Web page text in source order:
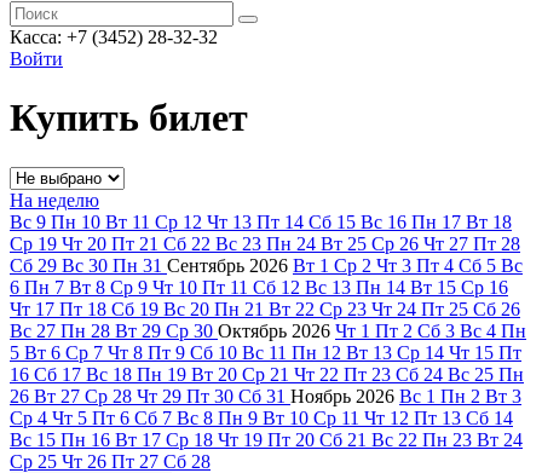
Касса: +7 (3452) 28-32-32
Войти
Купить билет
На неделю
Вс 9 Пн 10 Вт 11 Ср 12 Чт 13 Пт 14 Сб 15 Вс 16 Пн 17 Вт 18
Ср 19 Чт 20 Пт 21 Сб 22 Вс 23 Пн 24 Вт 25 Ср 26 Чт 27 Пт 28
Сб 29 Вс 30 Пн 31 Сентябрь 2026 Вт 1 Ср 2 Чт 3 Пт 4 Сб 5 Вс
6 Пн 7 Вт 8 Ср 9 Чт 10 Пт 11 Сб 12 Вс 13 Пн 14 Вт 15 Ср 16
Чт 17 Пт 18 Сб 19 Вс 20 Пн 21 Вт 22 Ср 23 Чт 24 Пт 25 Сб 26
Вс 27 Пн 28 Вт 29 Ср 30 Октябрь 2026 Чт 1 Пт 2 Сб 3 Вс 4 Пн
5 Вт 6 Ср 7 Чт 8 Пт 9 Сб 10 Вс 11 Пн 12 Вт 13 Ср 14 Чт 15 Пт
16 Сб 17 Вс 18 Пн 19 Вт 20 Ср 21 Чт 22 Пт 23 Сб 24 Вс 25 Пн
26 Вт 27 Ср 28 Чт 29 Пт 30 Сб 31 Ноябрь 2026 Вс 1 Пн 2 Вт 3
Ср 4 Чт 5 Пт 6 Сб 7 Вс 8 Пн 9 Вт 10 Ср 11 Чт 12 Пт 13 Сб 14
Вс 15 Пн 16 Вт 17 Ср 18 Чт 19 Пт 20 Сб 21 Вс 22 Пн 23 Вт 24
Ср 25 Чт 26 Пт 27 Сб 28